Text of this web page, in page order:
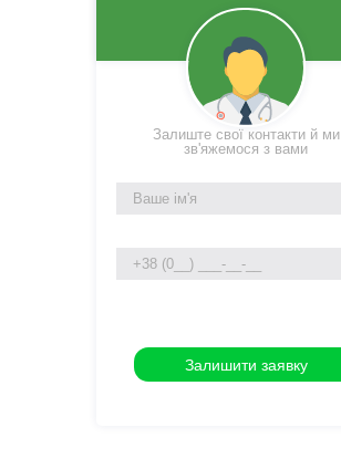
Залиште свої контакти й ми
зв'яжемося з вами